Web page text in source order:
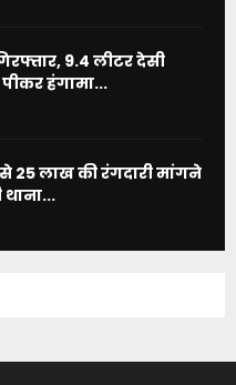
9.4 लीटर देसी
हंगामा...
से 25 लाख की रंगदारी मांगने
थाना...